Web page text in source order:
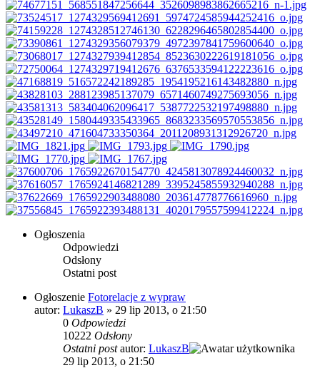
Ogłoszenia
Odpowiedzi
Odsłony
Ostatni post
Ogłoszenie Fotorelacje z wypraw
autor: LukaszB » 29 lip 2013, o 21:50
0 Odpowiedzi
10222 Odsłony
Ostatni postautor: LukaszB
29 lip 2013, o 21:50